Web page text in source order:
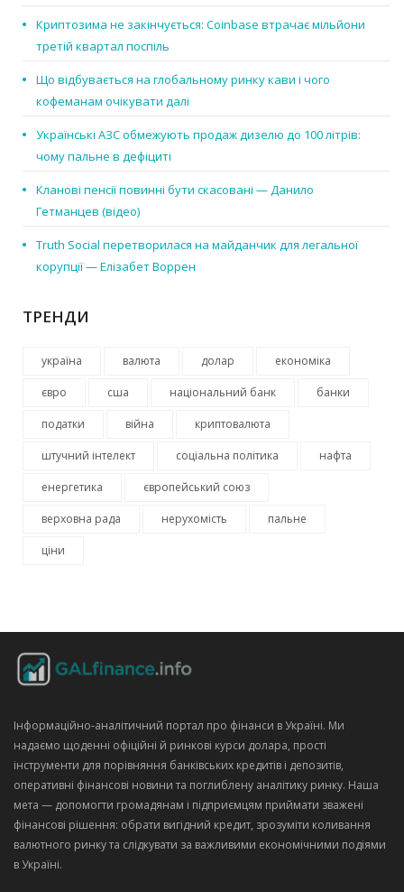
Криптозима не закінчується: Coinbase втрачає мільйони
третій квартал поспіль
Що відбувається на глобальному ринку кави і чого
кофеманам очікувати далі
Українські АЗС обмежують продаж дизелю до 100 літрів:
чому пальне в дефіциті
Кланові пенсії повинні бути скасовані — Данило
Гетманцев (відео)
Truth Social перетворилася на майданчик для легальної
корупції — Елізабет Воррен
ТРЕНДИ
україна валюта долар економіка
євро сша національний банк банки
податки війна криптовалюта
штучний інтелект соціальна політика нафта
енергетика європейський союз
верховна рада нерухомість пальне
ціни
Інформаційно‑аналітичний портал про фінанси в Україні. Ми
надаємо щоденні офіційні й ринкові курси долара, прості
інструменти для порівняння банківських кредитів і депозитів,
оперативні фінансові новини та поглиблену аналітику ринку. Наша
мета — допомогти громадянам і підприємцям приймати зважені
фінансові рішення: обрати вигідний кредит, зрозуміти коливання
валютного ринку та слідкувати за важливими економічними подіями
в Україні.